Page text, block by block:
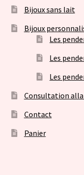
Bijoux sans lait
Bijoux
Les
Les
Les
Consultation
Contact
Panier